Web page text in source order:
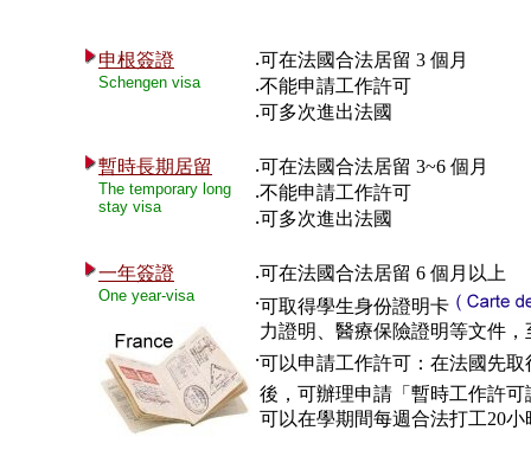
申根簽證
Schengen visa
‧可在法國合法居留 3 個月
‧不能申請工作許可
‧可多次進出法國
暫時長期居留
The temporary long
stay visa
‧可在法國合法居留 3~6 個月
‧不能申請工作許可
‧可多次進出法國
一年簽證
One year-visa
‧可在法國合法居留 6 個月以上
‧可取得學生身份證明卡
力證明、醫療保險證明等文件
‧可以申請工作許可：在法國先
後，可辦理申請「暫時工作許可
可以在學期間每週合法打工20